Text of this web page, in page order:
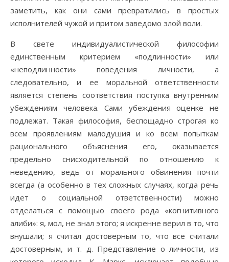
заметить, как они сами превратились в простых
исполнителей чужой и притом заведомо злой воли.
В свете индивидуалистической философии
единственным критерием «подлинности» или
«неподлинности» поведения личности, а
следовательно, и ее моральной ответственности
является степень соответствия поступка внутренним
убеждениям человека. Сами убеждения оценке не
подлежат. Такая философия, беспощадно строгая ко
всем проявлениям малодушия и ко всем попыткам
рационального объяснения его, оказывается
предельно снисходительной по отношению к
неведению, ведь от морального обвинения почти
всегда (а особенно в тех сложных случаях, когда речь
идет о социальной ответственности) можно
отделаться с помощью своего рода «когнитивного
алиби»: я, мол, не знал этого; я искренне верил в то, что
внушали; я считал достоверным то, что все считали
достоверным, и т. д. Представление о личности, из